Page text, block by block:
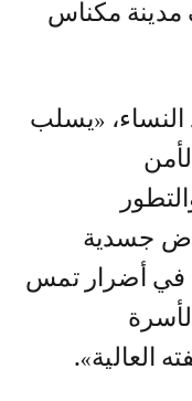
مكناس
«يسلب
جسدية
في أضرار تمس
العالية».